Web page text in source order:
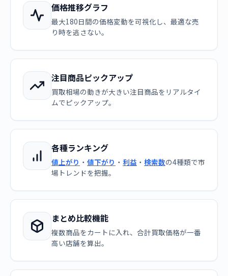
価格推移グラフ
最大180日間の価格変動を可視化し、最適な売
り時を逃さない。
注目商品ピックアップ
買取相場の動きが大きい注目商品をリアルタイ
ムでピックアップ。
各種ランキング
値上がり ・ 値下がり ・ 利益 ・ 検索数の4種類で市
場トレンドを把握。
まとめ比較機能
複数商品をカートに入れ、合計買取価格が一番
高い店舗を算出。